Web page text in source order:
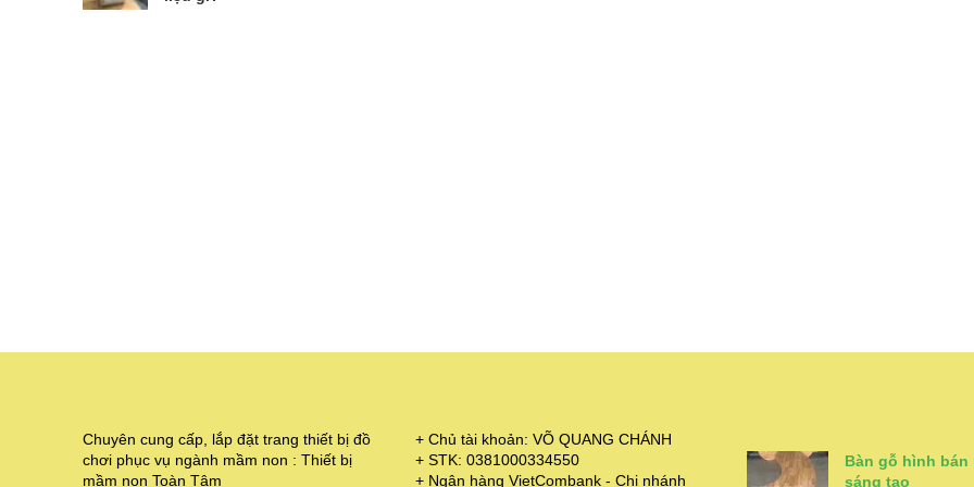
Chuyên cung cấp, lắp đặt trang thiết bị đồ
chơi phục vụ ngành mầm non : Thiết bị
mầm non Toàn Tâm
+ Chủ tài khoản: VÕ QUANG CHÁNH
+ STK: 0381000334550
+ Ngân hàng VietCombank - Chi nhánh
Bàn gỗ hình bán
sáng tạo